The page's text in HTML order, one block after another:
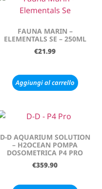
FAUNA MARIN –
ELEMENTALS SE – 250ML
€21.99
Aggiungi al carrello
D-D AQUARIUM SOLUTION
– H2OCEAN POMPA
DOSOMETRICA P4 PRO
€359.90